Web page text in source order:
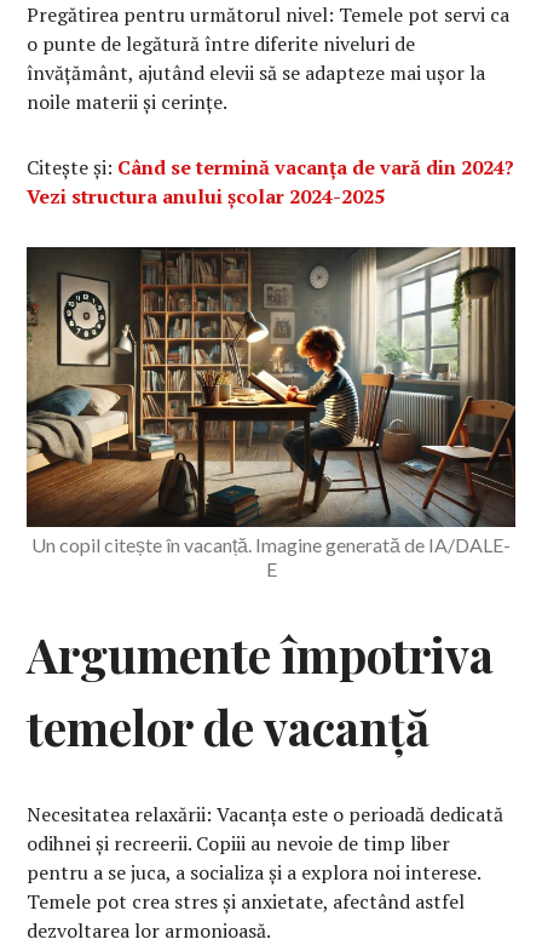
Pregătirea pentru următorul nivel: Temele pot servi ca
o punte de legătură între diferite niveluri de
învățământ, ajutând elevii să se adapteze mai ușor la
noile materii și cerințe.
Citește și: Când se termină vacanța de vară din 2024?
Vezi structura anului școlar 2024-2025
Un copil citește în vacanță. Imagine generată de IA/DALE-
E
Argumente împotriva
temelor de vacanță
Necesitatea relaxării: Vacanța este o perioadă dedicată
odihnei și recreerii. Copiii au nevoie de timp liber
pentru a se juca, a socializa și a explora noi interese.
Temele pot crea stres și anxietate, afectând astfel
dezvoltarea lor armonioasă.